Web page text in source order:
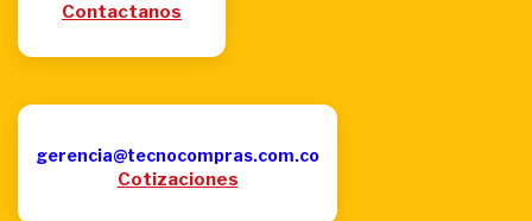
Contactanos
gerencia@tecnocompras.com.co
Cotizaciones